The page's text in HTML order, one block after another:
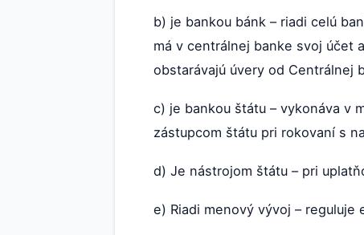
b) je bankou bánk – riadi celú
má v centrálnej banke svoj účet
obstarávajú úvery od Centrálnej
c) je bankou štátu – vykonáva v
zástupcom štátu pri rokovaní s
d) Je nástrojom štátu – pri
e) Riadi menový vývoj –